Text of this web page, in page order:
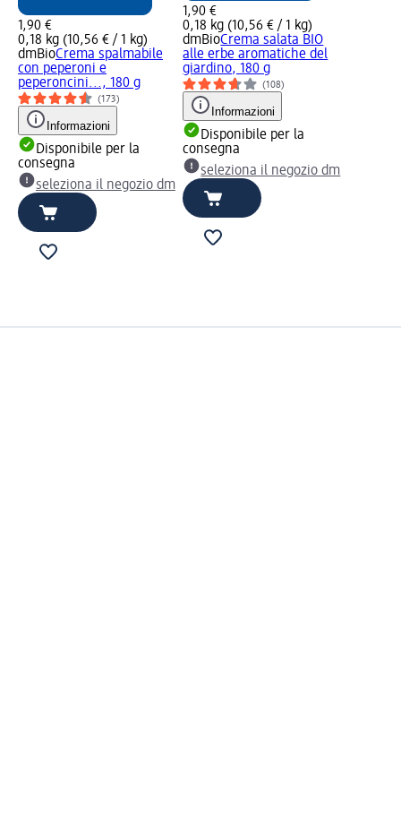
1,90 €
0,18 kg (10,56 € / 1 kg)
dmBioCrema spalmabile
con peperoni e
peperoncini..., 180 g
(173)
Informazioni
Disponibile per la
consegna
seleziona il negozio dm
1,90 €
0,18 kg (10,56 € / 1 kg)
dmBioCrema salata BIO
alle erbe aromatiche del
giardino, 180 g
(108)
Informazioni
Disponibile per la
consegna
seleziona il negozio dm